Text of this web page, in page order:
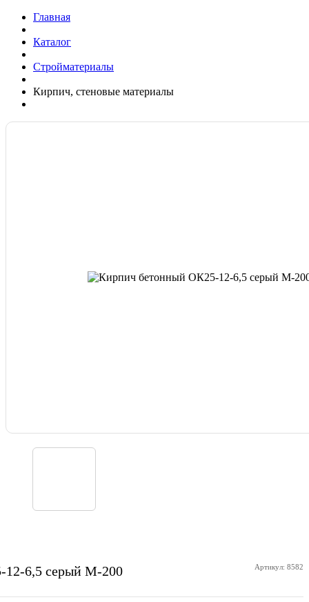
Главная
Каталог
Стройматериалы
Кирпич, стеновые материалы
Артикул: 8582
12-6,5 серый М-200